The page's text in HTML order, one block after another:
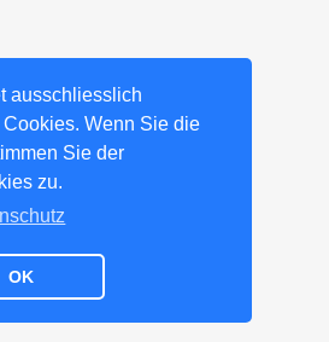
ausschliesslich
Wenn Sie die
Sie der
zu.
OK